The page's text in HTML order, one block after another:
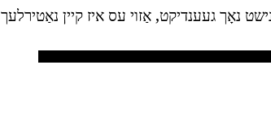
נאָך געענדיקט, אַזוי עס איז קיין נאַטירלעך